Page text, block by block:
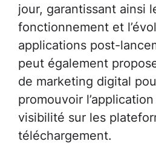
jour, garantissant ainsi
fonctionnement et
applications post-
peut également
de marketing digital
promouvoir
visibilité sur les
téléchargement.